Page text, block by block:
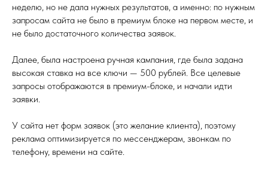
неделю, но не дала нужных результатов, а именно: по нужным
запросам сайта не было в премиум блоке на первом месте, и
не было достаточного количества заявок.
Далее, была настроена ручная кампания, где была задана
высокая ставка на все ключи — 500 рублей. Все целевые
запросы отображаются в премиум-блоке, и начали идти
заявки.
У сайта нет форм заявок (это желание клиента), поэтому
реклама оптимизируется по мессенджерам, звонкам по
телефону, времени на сайте.